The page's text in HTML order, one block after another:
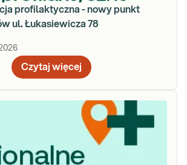
profilaktyczna - nowy punkt
ul. Łukasiewicza 78
Czytaj więcej